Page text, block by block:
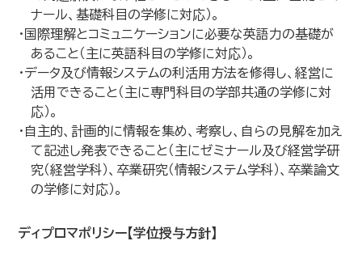
ナール、基礎科目の学修に対応）。
・国際理解とコミュニケーションに必要な英語力の基礎が
あること（主に英語科目の学修に対応）。
・データ及び情報システムの利活用方法を修得し、経営に
活用できること（主に専門科目の学部共通の学修に対
応）。
・自主的、計画的に情報を集め、考察し、自らの見解を加え
て記述し発表できること（主にゼミナール及び経営学研
究（経営学科）、卒業研究（情報システム学科）、卒業論文
の学修に対応）。
ディプロマポリシー【学位授与方針】